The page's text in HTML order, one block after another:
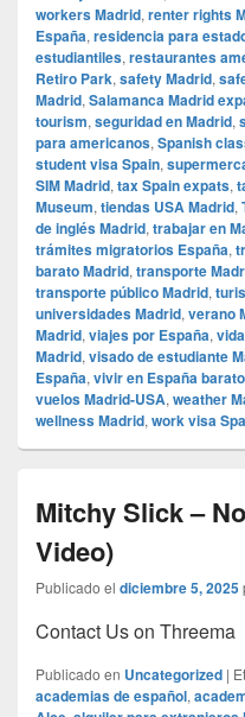
workers Madrid, renter rights
España, residencia para
estudiantiles, restaurantes
Retiro Park, safety Madrid,
Madrid, Salamanca Madrid
tourism, seguridad en Madrid,
para americanos, Spanish
student visa Spain,
SIM Madrid, tax Spain expats,
Museum, tiendas USA Madrid,
de inglés Madrid, trabajar en
trámites migratorios España,
barato Madrid, transporte
transporte público Madrid,
universidades Madrid, verano
Madrid, viajes por España,
Madrid, visado de estudiante
España, vivir en España barato
vuelos Madrid-USA, weather
wellness Madrid, work visa
Mitchy Slick –
Video)
Publicado el diciembre 5, 2025
Contact Us on Threema
Publicado en Uncategorized |
academias de español,